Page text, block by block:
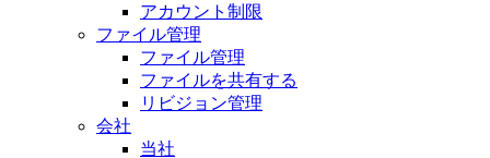
アカウント制限
ファイル管理
ファイル管理
ファイルを共有する
リビジョン管理
会社
当社